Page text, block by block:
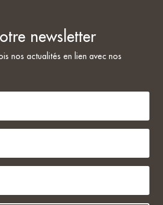
newsletter
nos actualités en lien avec nos